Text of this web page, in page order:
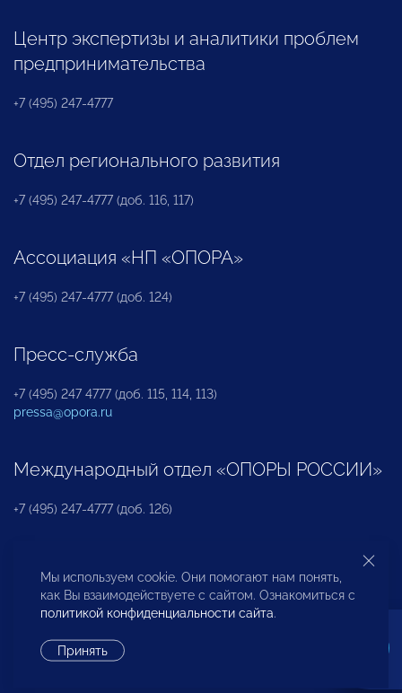
Центр экспертизы и аналитики проблем
предпринимательства
+7 (495) 247-4777
Отдел регионального развития
+7 (495) 247-4777 (доб. 116, 117)
Ассоциация «НП «ОПОРА»
+7 (495) 247-4777 (доб. 124)
Пресс-служба
+7 (495) 247 4777 (доб. 115, 114, 113)
pressa@opora.ru
Международный отдел «ОПОРЫ РОССИИ»
+7 (495) 247-4777 (доб. 126)
Бюро по защите прав предпринимателей и
инвесторов
Мы используем cookie. Они помогают нам понять,
как Вы взаимодействуете с сайтом. Ознакомиться с
политикой конфиденциальности сайта.
Принять